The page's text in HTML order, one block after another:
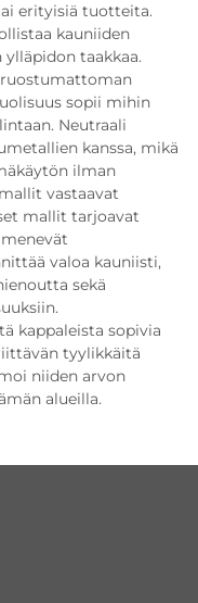
erityisiä tuotteita.
kauniiden
taakkaa.
ruostumattoman
sopii mihin
Neutraali
kanssa, mikä
ilman
vastaavat
mallit tarjoavat
valoa kauniisti,
sekä
kappaleista sopivia
tyylikkäitä
niiden arvon
alueilla.